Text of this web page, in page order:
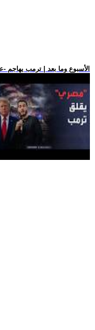
.. الأسبوع وما بعد | ترمب